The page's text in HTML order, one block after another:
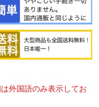
外国語のみ表示してお